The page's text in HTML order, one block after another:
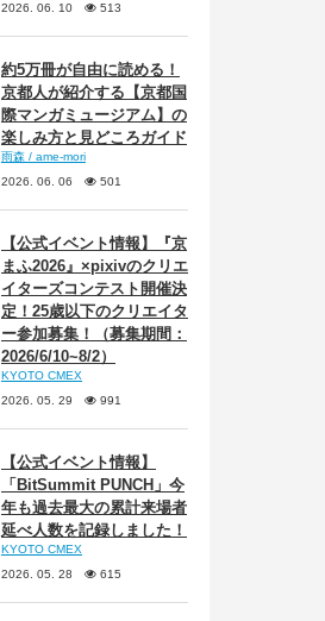
2026. 06. 10
513
約5万冊が自由に読める！
京都人が紹介する【京都国
際マンガミュージアム】の
楽しみ方と見どころガイド
雨森 / ame-mori
2026. 06. 06
501
【公式イベント情報】『京
まふ2026』×pixivのクリエ
イターズコンテスト開催決
定！25歳以下のクリエイタ
ー参加募集！（募集期間：
2026/6/10~8/2）
KYOTO CMEX
2026. 05. 29
991
【公式イベント情報】
「BitSummit PUNCH」今
年も過去最大の累計来場者
延べ人数を記録しました！
KYOTO CMEX
2026. 05. 28
615